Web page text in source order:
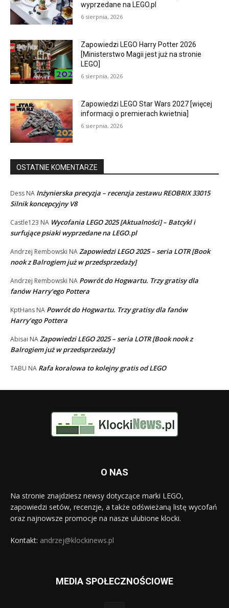
wyprzedane na LEGO.pl
6 sierpnia, 2026
Zapowiedzi LEGO Harry Potter 2026
[Ministerstwo Magii jest już na stronie
LEGO]
6 sierpnia, 2026
Zapowiedzi LEGO Star Wars 2027 [więcej
informacji o premierach kwietnia]
6 sierpnia, 2026
OSTATNIE KOMENTARZE
Dess NA Inżynierska precyzja – recenzja zestawu REOBRIX 33015
Silnik koncepcyjny V8
Castle123 NA Wycofania LEGO 2025 [Aktualności] – Batcykl i
surfujące psiaki wyprzedane na LEGO.pl
Andrzej Rembowski NAZapowiedzi LEGO 2025 – seria LOTR [Book
nook z Balrogiem już w przedsprzedaży]
Andrzej Rembowski NA Powrót do Hogwartu. Trzy gratisy dla
fanów Harry’ego Pottera
KptHans NA Powrót do Hogwartu. Trzy gratisy dla fanów
Harry’ego Pottera
Abisai NAZapowiedzi LEGO 2025 – seria LOTR [Book nook z
Balrogiem już w przedsprzedaży]
TABU NA Rafa koralowa to kolejny gratis od LEGO
O NAS
Na stronie znajdziesz newsy dotyczące marki LEGO,
zapowiedzi setów, recenzje, a także odświeżaną listę wycofań
oraz najnowsze promocje na nasze ulubione klocki.
Kontakt: andrzej@klockinews.pl
MEDIA SPOŁECZNOŚCIOWE